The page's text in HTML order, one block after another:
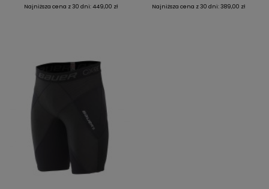
Najniższa cena z 30 dni: 449,00 zł
Najniższa cena z 30 dni: 389,00 zł